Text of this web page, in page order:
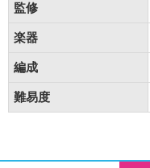
監修
楽器
編成
難易度